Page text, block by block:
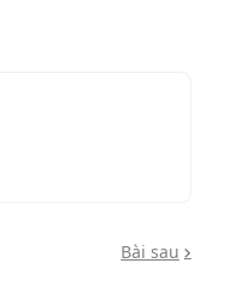
Bài sau